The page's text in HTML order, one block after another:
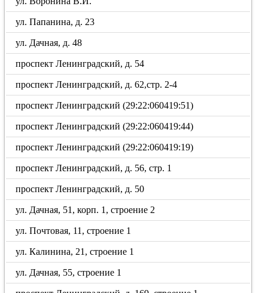
ул. Папанина, д. 23
ул. Дачная, д. 48
проспект Ленинградский, д. 54
проспект Ленинградский, д. 62,стр. 2-4
проспект Ленинградский (29:22:060419:51)
проспект Ленинградский (29:22:060419:44)
проспект Ленинградский (29:22:060419:19)
проспект Ленинградский, д. 56, стр. 1
проспект Ленинградский, д. 50
ул. Дачная, 51, корп. 1, строение 2
ул. Почтовая, 11, строение 1
ул. Калинина, 21, строение 1
ул. Дачная, 55, строение 1